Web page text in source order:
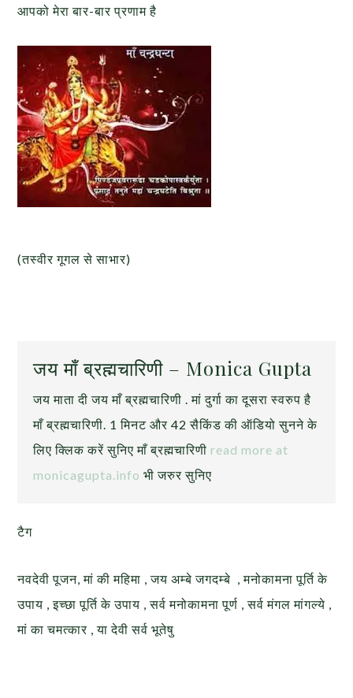
आपको मेरा बार-बार प्रणाम है
(तस्वीर गूगल से साभार)
जय माँ ब्रह्मचारिणी – Monica Gupta
जय माता दी जय माँ ब्रह्मचारिणी . मां दुर्गा का दूसरा स्वरुप है
माँ ब्रह्मचारिणी. 1 मिनट और 42 सैकिंड की ऑडियो सुनने के
लिए क्लिक करें सुनिए माँ ब्रह्मचारिणी read more at
monicagupta.info भी जरुर सुनिए
टैग
नवदेवी पूजन, मां की महिमा , जय अम्बे जगदम्बे , मनोकामना पूर्ति के
उपाय , इच्छा पूर्ति के उपाय , सर्व मनोकामना पूर्ण , सर्व मंगल मांगल्ये ,
मां का चमत्कार , या देवी सर्व भूतेषु